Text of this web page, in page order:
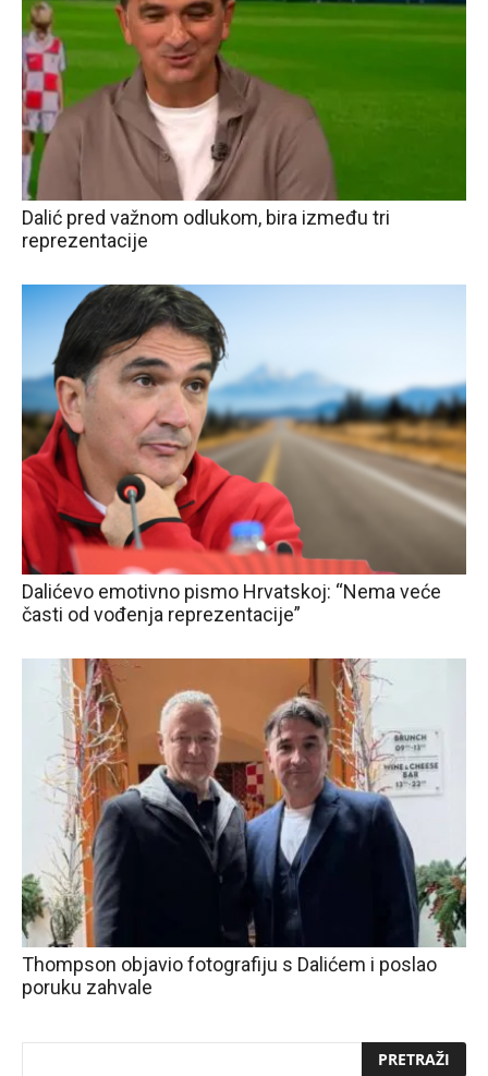
Dalić pred važnom odlukom, bira između tri
reprezentacije
Dalićevo emotivno pismo Hrvatskoj: “Nema veće
časti od vođenja reprezentacije”
Thompson objavio fotografiju s Dalićem i poslao
poruku zahvale